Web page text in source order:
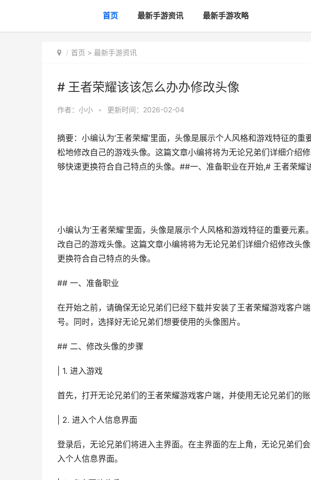
首页 最新手游资讯 最新手游攻略
首页 > 最新手游资讯
# 王者荣耀该该怎么办办修改头像
作者： 小小 • 更新时间：2026-02-04
摘要：小编认为‘王者荣耀’里面，头像是展示个人风格和游戏特征的
松地修改自己的游戏头像。这篇文章小编将将为无论兄弟们详细介绍
够快速更换符合自己特点的头像。##一、准备职业在开始,# 王者荣耀
小编认为‘王者荣耀’里面，头像是展示个人风格和游戏特征的重要元
改自己的游戏头像。这篇文章小编将将为无论兄弟们详细介绍修改头
更换符合自己特点的头像。
## 一、准备职业
在开始之前，请确保无论兄弟们已经下载并安装了王者荣耀游戏客户
号。同时，选择好无论兄弟们想要使用的头像图片。
## 二、修改头像的步骤
| 1. 进入游戏
首先，打开无论兄弟们的王者荣耀游戏客户端，并使用无论兄弟们的账
| 2. 进入个人信息界面
登录后，无论兄弟们将进入主界面。在主界面的左上角，无论兄弟们
入个人信息界面。